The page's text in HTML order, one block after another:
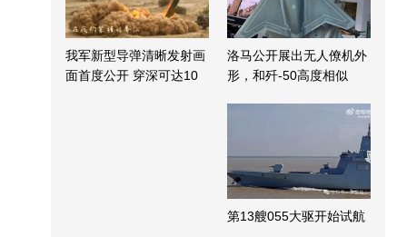
我军新型导弹清晰发射画
面首度公开 穿深可达10
洛马公开展出无人僚机外
形，和歼-50高度相似
第13艘055大驱开始试航